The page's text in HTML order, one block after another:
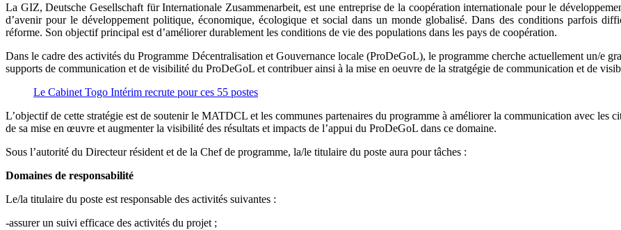
La GIZ, Deutsche Gesellschaft für Internationale Zusammenarbeit, est une entreprise de la coopération internationale pour le
d’avenir pour le développement politique, économique, écologique et social dans un monde globalisé. Dans des conditions parfois
réforme. Son objectif principal est d’améliorer durablement les conditions de vie des populations dans les pays de coopération.
Dans le cadre des activités du Programme Décentralisation et Gouvernance locale (ProDeGoL), le programme cherche actuellement un/e
supports de communication et de visibilité du ProDeGoL et contribuer ainsi à la mise en oeuvre de la stratgégie de communication et de
Le Cabinet Togo Intérim recrute pour ces 55 postes
L’objectif de cette stratégie est de soutenir le MATDCL et les communes partenaires du programme à améliorer la communication avec les
de sa mise en œuvre et augmenter la visibilité des résultats et impacts de l’appui du ProDeGoL dans ce domaine.
Sous l’autorité du Directeur résident et de la Chef de programme, la/le titulaire du poste aura pour tâches :
Domaines de responsabilité
Le/la titulaire du poste est responsable des activités suivantes :
-assurer un suivi efficace des activités du projet ;